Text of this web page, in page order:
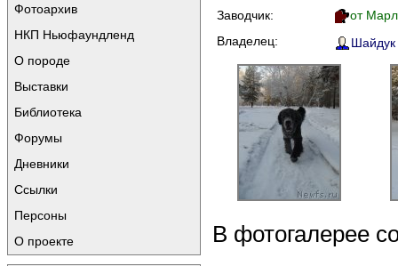
Фотоархив
НКП Ньюфаундленд
О породе
Выставки
Библиотека
Форумы
Дневники
Ссылки
Персоны
О проекте
Заводчик:
от
Владелец:
Шайдук
В фотогалерее